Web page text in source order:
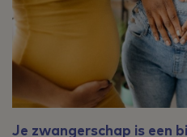
Je zwangerschap is een